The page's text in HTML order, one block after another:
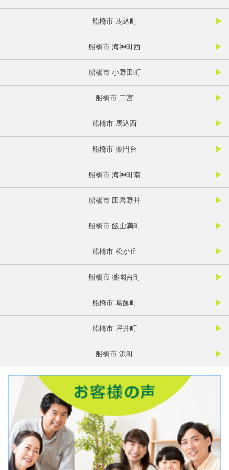
船橋市 馬込町
船橋市 海神町西
船橋市 小野田町
船橋市 二宮
船橋市 馬込西
船橋市 薬円台
船橋市 海神町南
船橋市 田喜野井
船橋市 飯山満町
船橋市 松が丘
船橋市 薬園台町
船橋市 葛飾町
船橋市 坪井町
船橋市 浜町